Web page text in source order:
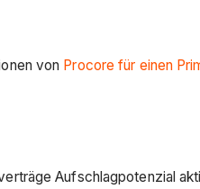
von Procore für einen
Aufschlagpotenzial